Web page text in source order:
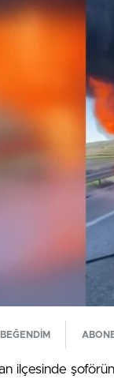
BEĞENDİM
ilçesinde